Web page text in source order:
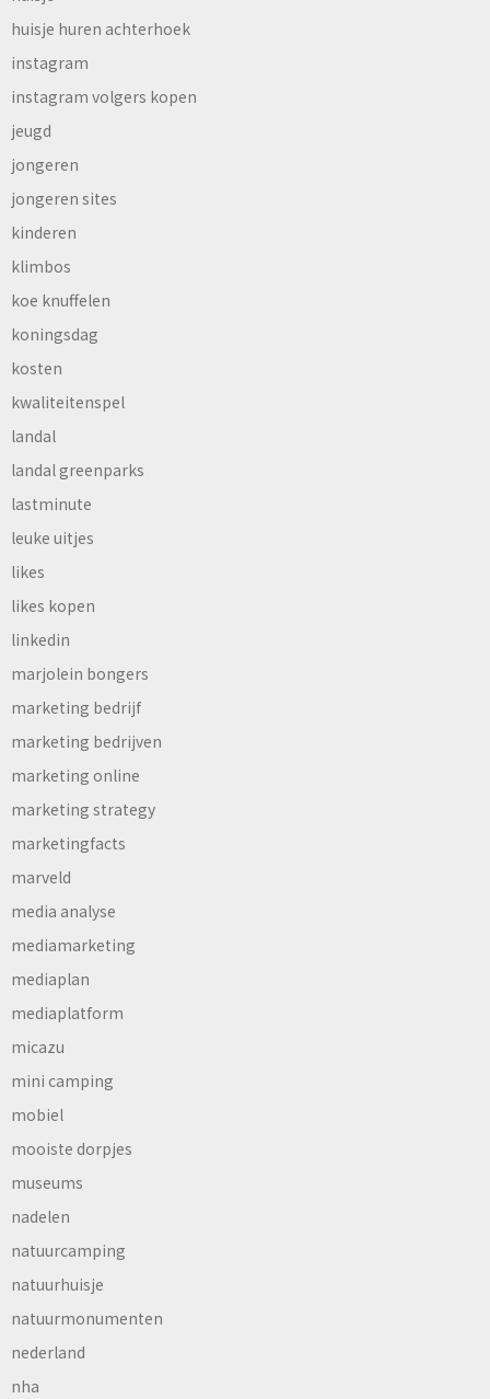
huisje huren achterhoek
instagram
instagram volgers kopen
jeugd
jongeren
jongeren sites
kinderen
klimbos
koe knuffelen
koningsdag
kosten
kwaliteitenspel
landal
landal greenparks
lastminute
leuke uitjes
likes
likes kopen
linkedin
marjolein bongers
marketing bedrijf
marketing bedrijven
marketing online
marketing strategy
marketingfacts
marveld
media analyse
mediamarketing
mediaplan
mediaplatform
micazu
mini camping
mobiel
mooiste dorpjes
museums
nadelen
natuurcamping
natuurhuisje
natuurmonumenten
nederland
nha